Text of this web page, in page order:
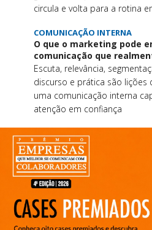
circula e volta para a rotina
COMUNICAÇÃO INTERNA
O que o marketing pode
comunicação que
Escuta, relevância,
discurso e prática são lições
uma comunicação interna
atenção em confiança